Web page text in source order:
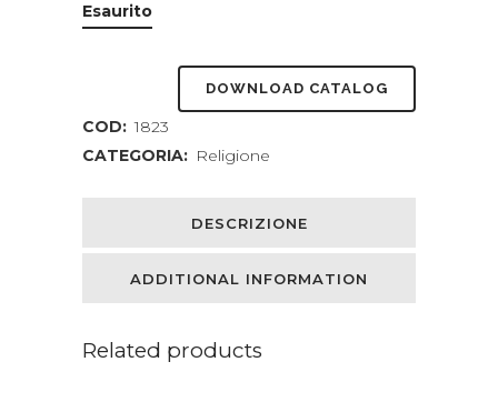
Esaurito
DOWNLOAD CATALOG
COD: 1823
CATEGORIA: Religione
DESCRIZIONE
ADDITIONAL INFORMATION
Related products